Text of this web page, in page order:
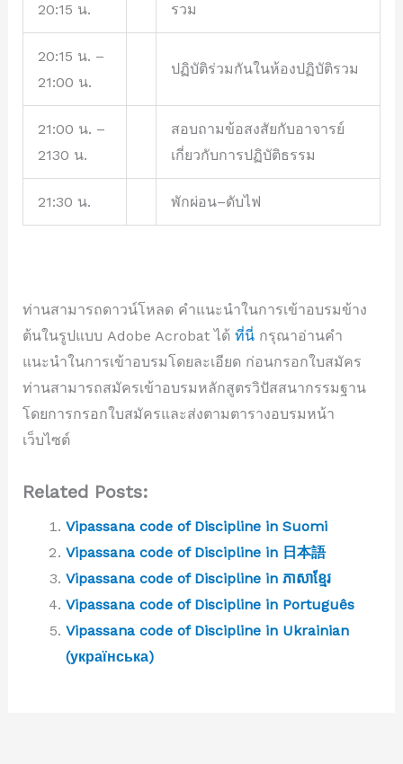
20:15 น.
รวม
20:15 น. –
21:00 น.
ปฏิบัติร่วมกันในห้องปฏิบัติรวม
21:00 น. –
2130 น.
สอบถามข้อสงสัยกับอาจารย์
เกี่ยวกับการปฏิบัติธรรม
21:30 น. พักผ่อน–ดับไฟ
ท่านสามารถดาวน์โหลด คำแนะนำในการเข้าอบรมข้าง
ต้นในรูปแบบ Adobe Acrobat ได้ ที่นี่กรุณาอ่านคำ
แนะนำในการเข้าอบรมโดยละเอียด ก่อนกรอกใบสมัคร
ท่านสามารถสมัครเข้าอบรมหลักสูตรวิปัสสนากรรมฐาน
โดยการกรอกใบสมัครและส่งตามตารางอบรมหน้า
เว็บไซต์
Related Posts:
Vipassana code of Discipline in Suomi
Vipassana code of Discipline in 日本語
Vipassana code of Discipline in ភាសាខ្មែរ
Vipassana code of Discipline in Português
Vipassana code of Discipline in Ukrainian
(українська)